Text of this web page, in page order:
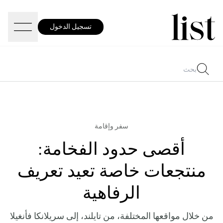
تسجيل الدخول
سفر وإقامة
أقصى حدود الفخامة:
منتجعات خاصة تعيد تعريف
الرفاهية
من خلال مواقعها المختلفة، من تايلند، إلى سريلانكا فأنغيلا